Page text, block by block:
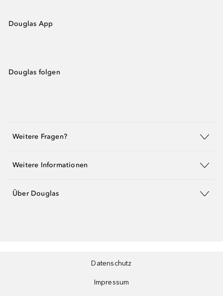
Douglas App
Douglas folgen
Weitere Fragen?
Weitere Informationen
Über Douglas
Datenschutz
Impressum